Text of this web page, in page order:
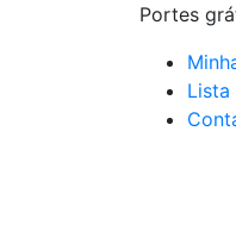
Portes
Lista